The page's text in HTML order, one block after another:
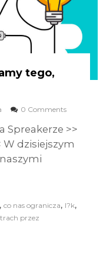
tego,
0 Comments
Spreakerze >>
dzisiejszym
co nas ogranicza, l?k,
przez